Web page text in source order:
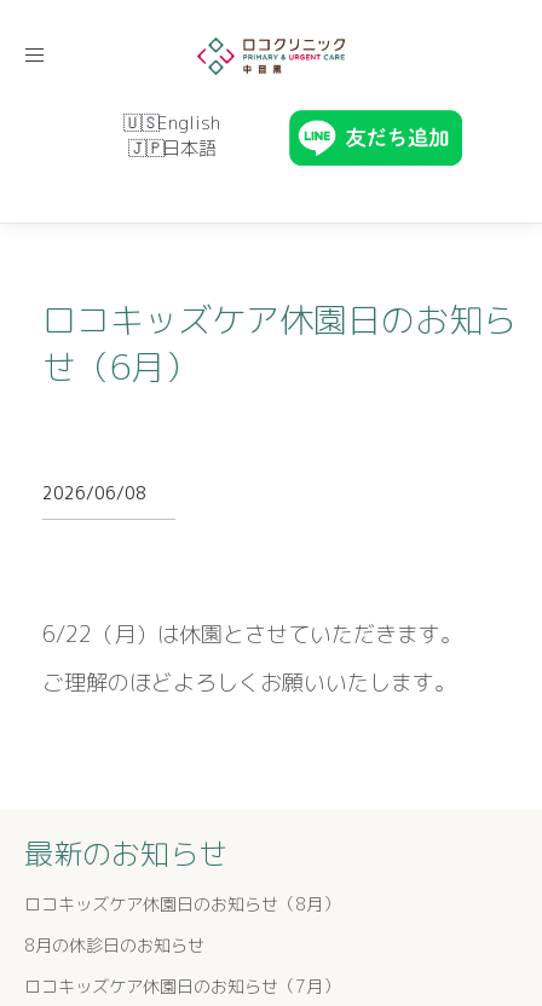
Toggle
English
日本語
ロコキッズケア休園日のお知ら
せ（6月）
2026/06/08
6/22（月）は休園とさせていただきます。
ご理解のほどよろしくお願いいたします。
最新のお知らせ
ロコキッズケア休園日のお知らせ（8月）
8月の休診日のお知らせ
ロコキッズケア休園日のお知らせ（7月）